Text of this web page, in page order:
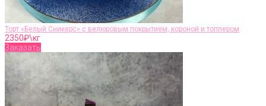
Торт «Белый Сникерс» с велюровым покрытием, короной и топпером
2350₽\кг
Заказать